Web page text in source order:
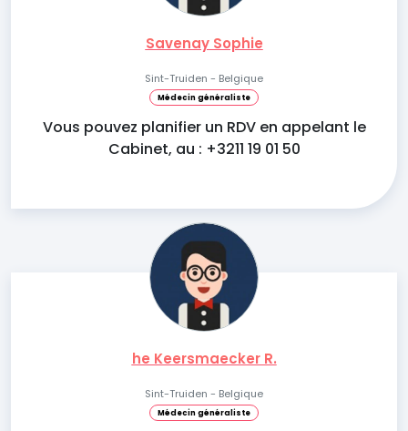
Savenay Sophie
Sint-Truiden - Belgique
Médecin généraliste
Vous pouvez planifier un RDV en appelant le
Cabinet, au : +3211 19 01 50
he Keersmaecker R.
Sint-Truiden - Belgique
Médecin généraliste